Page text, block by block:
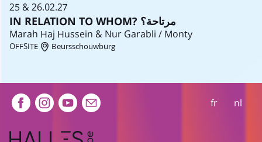
25 & 26.02.27
IN RELATION TO WHOM? مرتاحة؟
Marah Haj Hussein & Nur Garabli / Monty
OFFSITE Beursschouwburg
Extra navigation fr nl